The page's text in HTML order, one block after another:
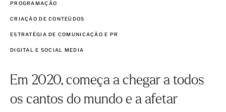
PROGRAMAÇÃO
CRIAÇÃO DE CONTEÚDOS
ESTRATÉGIA DE COMUNICAÇÃO E PR
DIGITAL E SOCIAL MEDIA
Em 2020, começa a chegar a todos
os cantos do mundo e a afetar